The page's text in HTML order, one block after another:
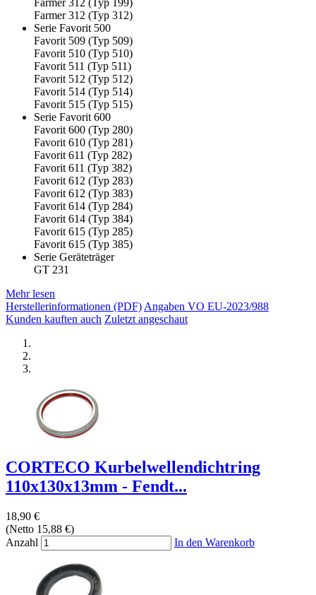
Farmer 312 (Typ 199)
Farmer 312 (Typ 312)
Serie Favorit 500
Favorit 509 (Typ 509)
Favorit 510 (Typ 510)
Favorit 511 (Typ 511)
Favorit 512 (Typ 512)
Favorit 514 (Typ 514)
Favorit 515 (Typ 515)
Serie Favorit 600
Favorit 600 (Typ 280)
Favorit 610 (Typ 281)
Favorit 611 (Typ 282)
Favorit 611 (Typ 382)
Favorit 612 (Typ 283)
Favorit 612 (Typ 383)
Favorit 614 (Typ 284)
Favorit 614 (Typ 384)
Favorit 615 (Typ 285)
Favorit 615 (Typ 385)
Serie Geräteträger
GT 231
Mehr lesen
Herstellerinformationen (PDF)Angaben VO EU-2023/988
Kunden kauften auch Zuletzt angeschaut
CORTECO Kurbelwellendichtring
110x130x13mm - Fendt...
18,90 €
(Netto 15,88 €)
Anzahl
In den Warenkorb